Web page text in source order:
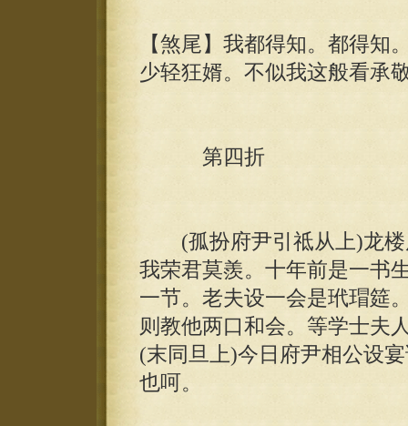
【煞尾】我都得知。都得
少轻狂婿。不似我这般看承
第四折
(孤扮府尹引祗从上)龙楼
我荣君莫羨。十年前是一书
一节。老夫设一会是玳瑁筵
则教他两口和会。等学士夫
(末同旦上)今日府尹相公设
也呵。